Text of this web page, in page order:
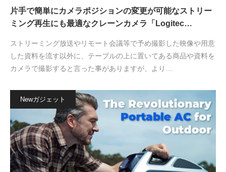
片手で簡単にカメラポジションの変更が可能なストリー
ミング再生にも最適なクレーンカメラ「Logitec…
ストリーミング放送やリモート会議等で予め撮影した映像や用意
した資料を流す以外に、テーブルの上に置いてある商品や資料を
カメラで撮影すると言った事がありますが、より…
Newガジェット